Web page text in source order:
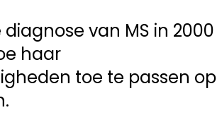
van MS in 2000
haar
toe te passen op